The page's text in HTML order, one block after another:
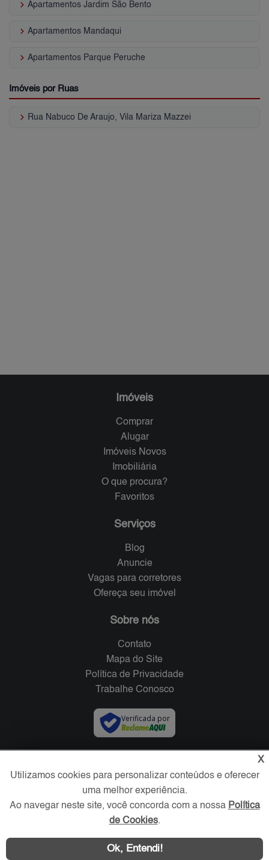
keyboard_arrow_right Apartamentos Jardim São Bento
keyboard_arrow_right Apartamentos Mandaqui
keyboard_arrow_right Apartamentos Parque Peruche
Imóveis por Ruas
keyboard_arrow_right Rua Nabuco De Araujo, Vila Mariza Mazzei
Imóveis
Comprar
Alugar
Imóveis Novos
Imobiliária
O que procura?
Favoritos
Serviços
Blog
Anuncie
Vagas para corretores
Ofereça seu imóvel
Sobre nós
Contato
Mapa do Site
Política de Privacidade
Trabalhe Conosco
Verificada por
X
Utilizamos cookies para personalizar conteúdos e oferecer
uma melhor experiência.
Ao navegar neste site, você concorda com a nossa Política
de Cookies.
Ok, Entendi!